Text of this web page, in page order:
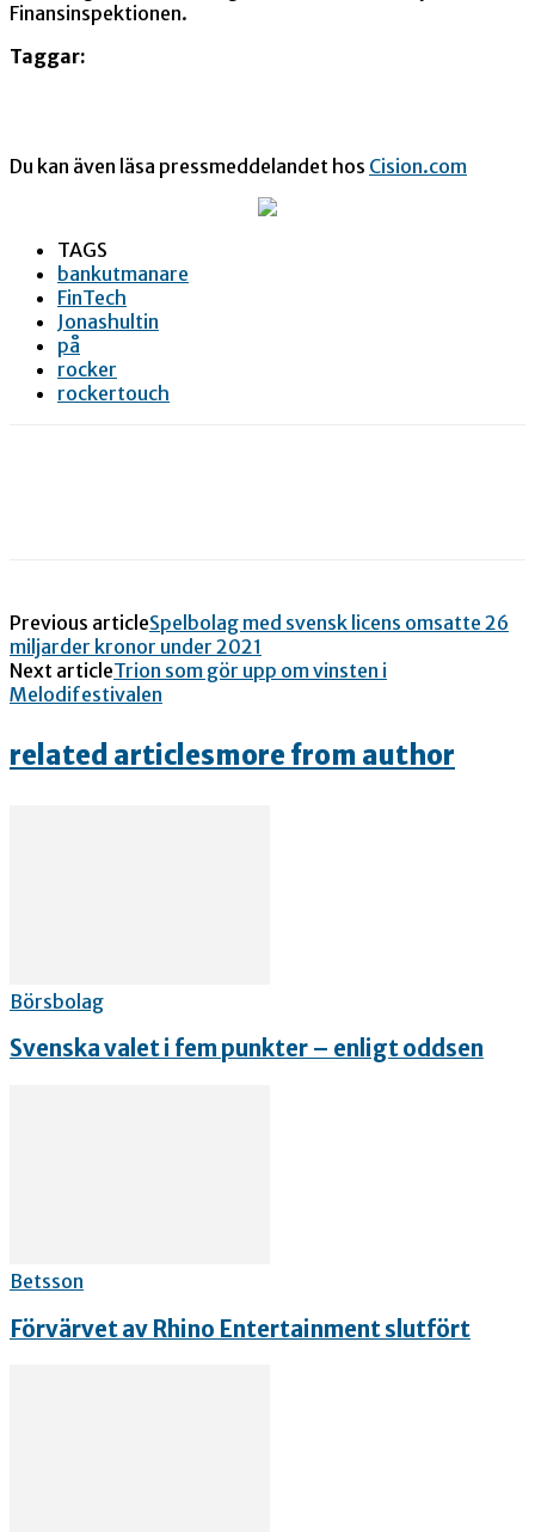
Finansinspektionen.
Taggar:
Du kan även läsa pressmeddelandet hos Cision.com
TAGS
bankutmanare
FinTech
Jonashultin
på
rocker
rockertouch
Previous articleSpelbolag med svensk licens omsatte 26
miljarder kronor under 2021
Next articleTrion som gör upp om vinsten i
Melodifestivalen
related articlesmore from author
Börsbolag
Svenska valet i fem punkter – enligt oddsen
Betsson
Förvärvet av Rhino Entertainment slutfört